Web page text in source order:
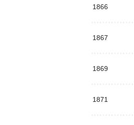
1866
1867
1869
1871